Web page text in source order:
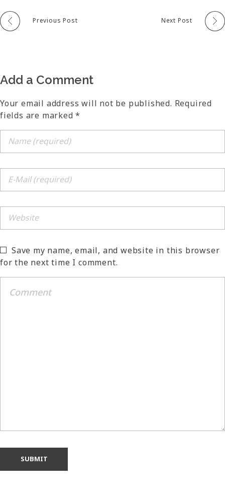
Previous Post Next Post
Add a Comment
Your email address will not be published. Required
fields are marked *
Save my name, email, and website in this browser
for the next time I comment.